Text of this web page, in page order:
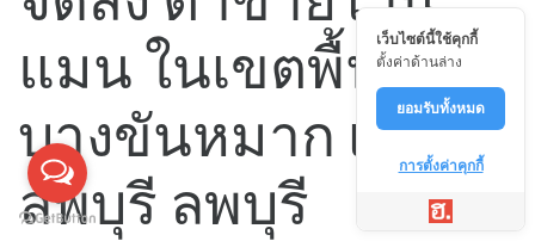
แมน ในเขตพื้นที่
บางขันหมาก เมือง
ลพบุรี ลพบุรี
เว็บไซต์นี้ใช้คุกกี้
ตั้งค่าด้านล่าง
ยอมรับทั้งหมด
การตั้งค่าคุกกี้